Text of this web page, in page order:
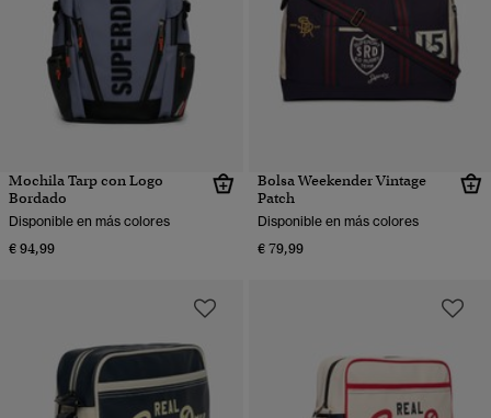
Mochila Tarp con Logo
Bordado
Disponible en más colores
€ 94,99
Bolsa Weekender Vintage
Patch
Disponible en más colores
€ 79,99